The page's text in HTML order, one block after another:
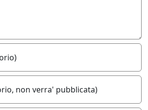
non verra' pubblicata)